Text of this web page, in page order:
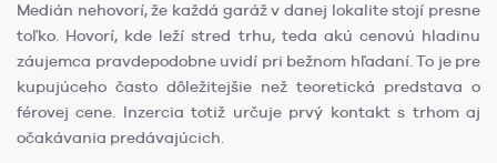
Medián nehovorí, že každá garáž v danej lokalite stojí presne
toľko. Hovorí, kde leží stred trhu, teda akú cenovú hladinu
záujemca pravdepodobne uvidí pri bežnom hľadaní. To je pre
kupujúceho často dôležitejšie než teoretická predstava o
férovej cene. Inzercia totiž určuje prvý kontakt s trhom aj
očakávania predávajúcich.